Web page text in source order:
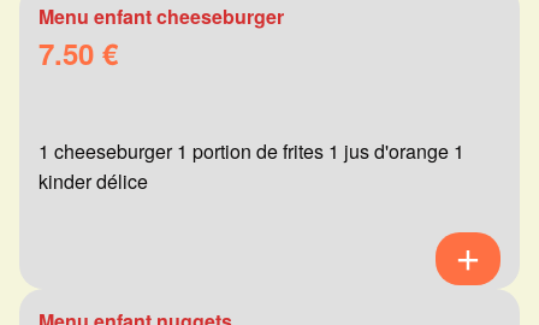
Menu enfant cheeseburger
7.50 €
1 cheeseburger 1 portion de frites 1 jus d'orange 1
kinder délice